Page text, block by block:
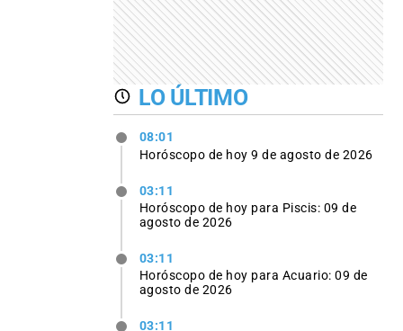
LO ÚLTIMO
08:01
Horóscopo de hoy 9 de agosto de 2026
03:11
Horóscopo de hoy para Piscis: 09 de
agosto de 2026
03:11
Horóscopo de hoy para Acuario: 09 de
agosto de 2026
03:11